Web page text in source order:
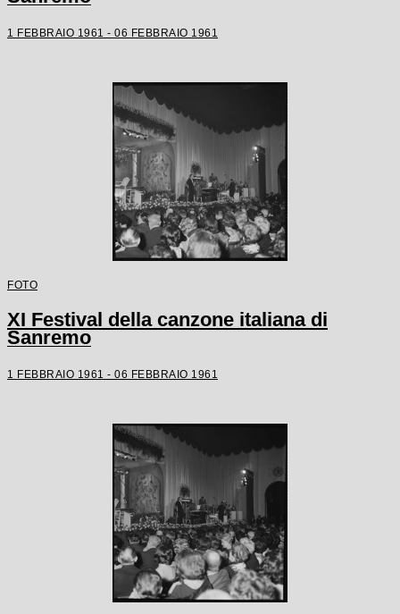
1 FEBBRAIO 1961 - 06 FEBBRAIO 1961
FOTO
XI Festival della canzone italiana di
Sanremo
1 FEBBRAIO 1961 - 06 FEBBRAIO 1961